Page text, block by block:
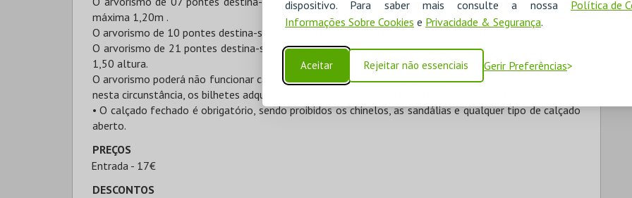
dispositivo. Para saber mais consulte a nossa Política de
Informações Sobre Cookies e Privacidade & Segurança.
Aceitar Rejeitar não essenciais Gerir Preferências
máxima 1,20m .
O arvorismo de 10 pontes destina-se a pessoas com mais de 6 anos e mínimo 1,20 altura.
O arvorismo de 21 pontes destina-se a pessoas com mais de 13 anos e mínimo 1,50 altura. e mínimo
1,50 altura.
O arvorismo poderá não funcionar caso as condições climatéricas sejam adversas, no entanto e apenas
nesta circunstância, os bilhetes adquiridos serão válidos para outro dia de funcionamento.
• O calçado fechado é obrigatório, sendo proibidos os chinelos, as sandálias e qualquer tipo de calçado
aberto.
PREÇOS
Entrada - 17€
DESCONTOS